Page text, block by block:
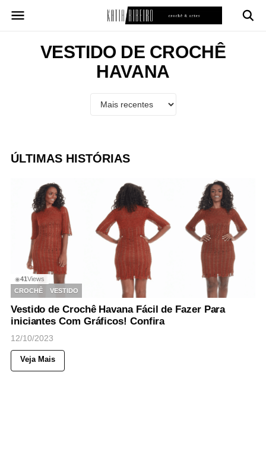
para
VESTIDO DE CROCHÊ
HAVANA
ÚLTIMAS HISTÓRIAS
◉41Views
CROCHÊ
VESTIDO
Vestido de Crochê Havana Fácil de Fazer Para
iniciantes Com Gráficos! Confira
12/10/2023
Veja Mais